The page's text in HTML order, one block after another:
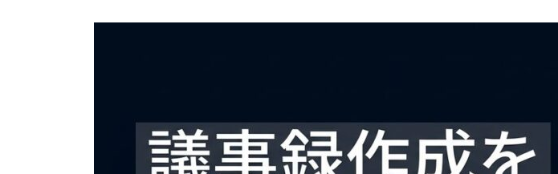
更